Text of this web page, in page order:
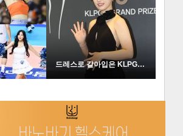
스포츠 포토
드레스로 갈아입은 KLPGA …